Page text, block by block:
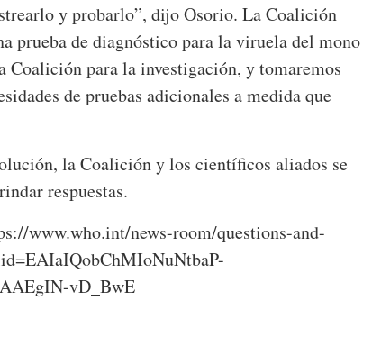
y probarlo”, dijo Osorio. La Coalición
prueba de diagnóstico para la viruela del mono
Coalición para la investigación, y tomaremos
de pruebas adicionales a medida que
la Coalición y los científicos aliados se
respuestas.
www.who.int/news-room/questions-and-
vD_BwE